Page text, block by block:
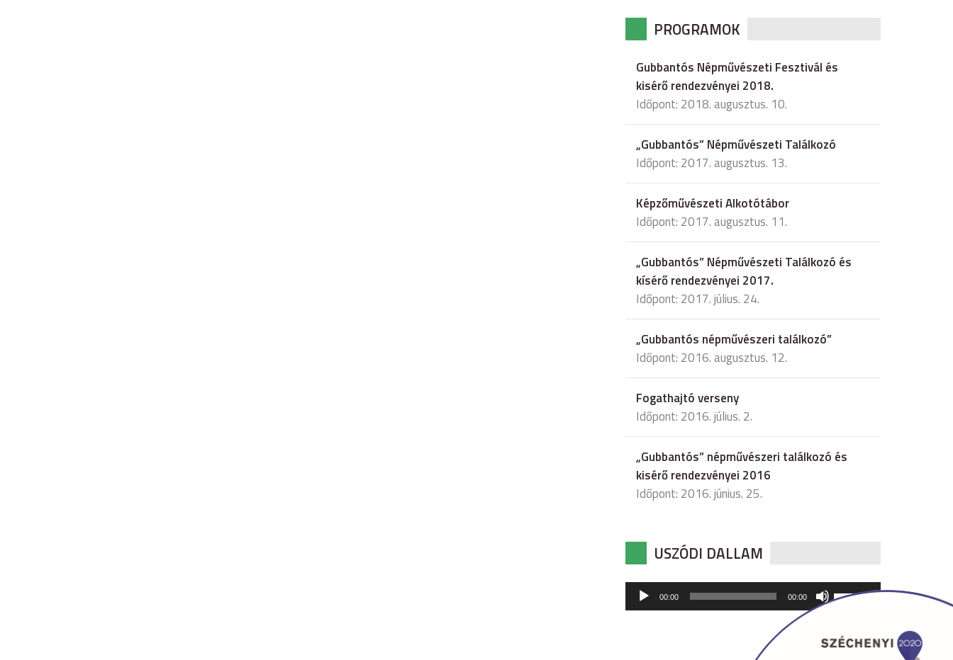
PROGRAMOK
Gubbantós Népművészeti Fesztivál és
kisérő rendezvényei 2018.
Időpont: 2018. augusztus. 10.
„Gubbantós” Népművészeti Találkozó
Időpont: 2017. augusztus. 13.
Képzőművészeti Alkotótábor
Időpont: 2017. augusztus. 11.
„Gubbantós” Népművészeti Találkozó és
kísérő rendezvényei 2017.
Időpont: 2017. július. 24.
„Gubbantós népművészeri találkozó”
Időpont: 2016. augusztus. 12.
Fogathajtó verseny
Időpont: 2016. július. 2.
„Gubbantós” népművészeri találkozó és
kisérő rendezvényei 2016
Időpont: 2016. június. 25.
USZÓDI DALLAM
Audió
lejátszó
00:00 00:00
hangerő
csökkentéséhez